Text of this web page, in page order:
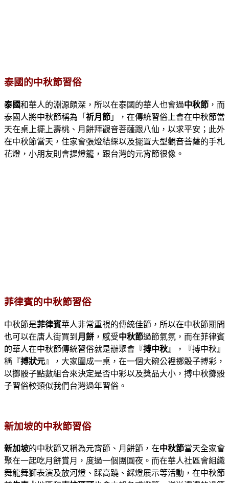
泰國的中秋節習俗
泰國和華人的淵源頗深，所以在泰國的華人也會過中秋節 ，而
泰國人將中秋節稱為「 祈月節 」，在傳統習俗上會在中秋節當
天在桌上擺上壽桃、月餅拜觀音菩薩跟八仙，以求平安；此外
在中秋節當天，住家會張燈結綵以及擺置大型觀音菩薩的手札
花燈，小朋友則會提燈籠，跟台灣的元宵節很像。
菲律賓的中秋節習俗
中秋節是菲律賓華人非常重視的傳統佳節，所以在中秋節期間
也可以在唐人街買到 月餅 ，感受中秋節過節氣氛，而在菲律賓
的華人在中秋節傳統習俗就是辦聚會『搏中秋』，『搏中秋』
稱『搏狀元』，大家圍成一桌，在一個大碗公裡擲骰子搏彩，
以擲骰子點數組合來決定是否中彩以及獎品大小，搏中秋擲骰
子習俗較類似我們台灣過年習俗。
新加坡的中秋節習俗
新加坡的中秋節又稱為元宵節、月餅節，在中秋節當天全家會
聚在一起吃月餅賞月，度過一個團圓夜。而在華人社區會組織
舞龍舞獅表演及放河燈、踩高蹺、綵燈展示等活動，在中秋節